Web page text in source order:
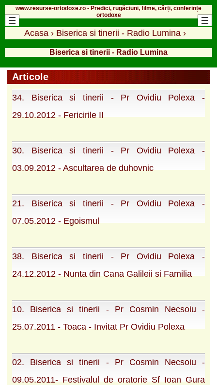
www.resurse-ortodoxe.ro - Predici, rugăciuni, filme, cărți, conferințe
ortodoxe
Acasa › Biserica si tinerii - Radio Lumina ›
Biserica si tinerii - Radio Lumina
Articole
34. Biserica si tinerii - Pr Ovidiu Polexa -
29.10.2012 - Fericirile II
30. Biserica si tinerii - Pr Ovidiu Polexa -
03.09.2012 - Ascultarea de duhovnic
21. Biserica si tinerii - Pr Ovidiu Polexa -
07.05.2012 - Egoismul
38. Biserica si tinerii - Pr Ovidiu Polexa -
24.12.2012 - Nunta din Cana Galileii si Familia
10. Biserica si tinerii - Pr Cosmin Necsoiu -
25.07.2011 - Toaca - Invitat Pr Ovidiu Polexa
02. Biserica si tinerii - Pr Cosmin Necsoiu -
09.05.2011- Festivalul de oratorie Sf Ioan Gura